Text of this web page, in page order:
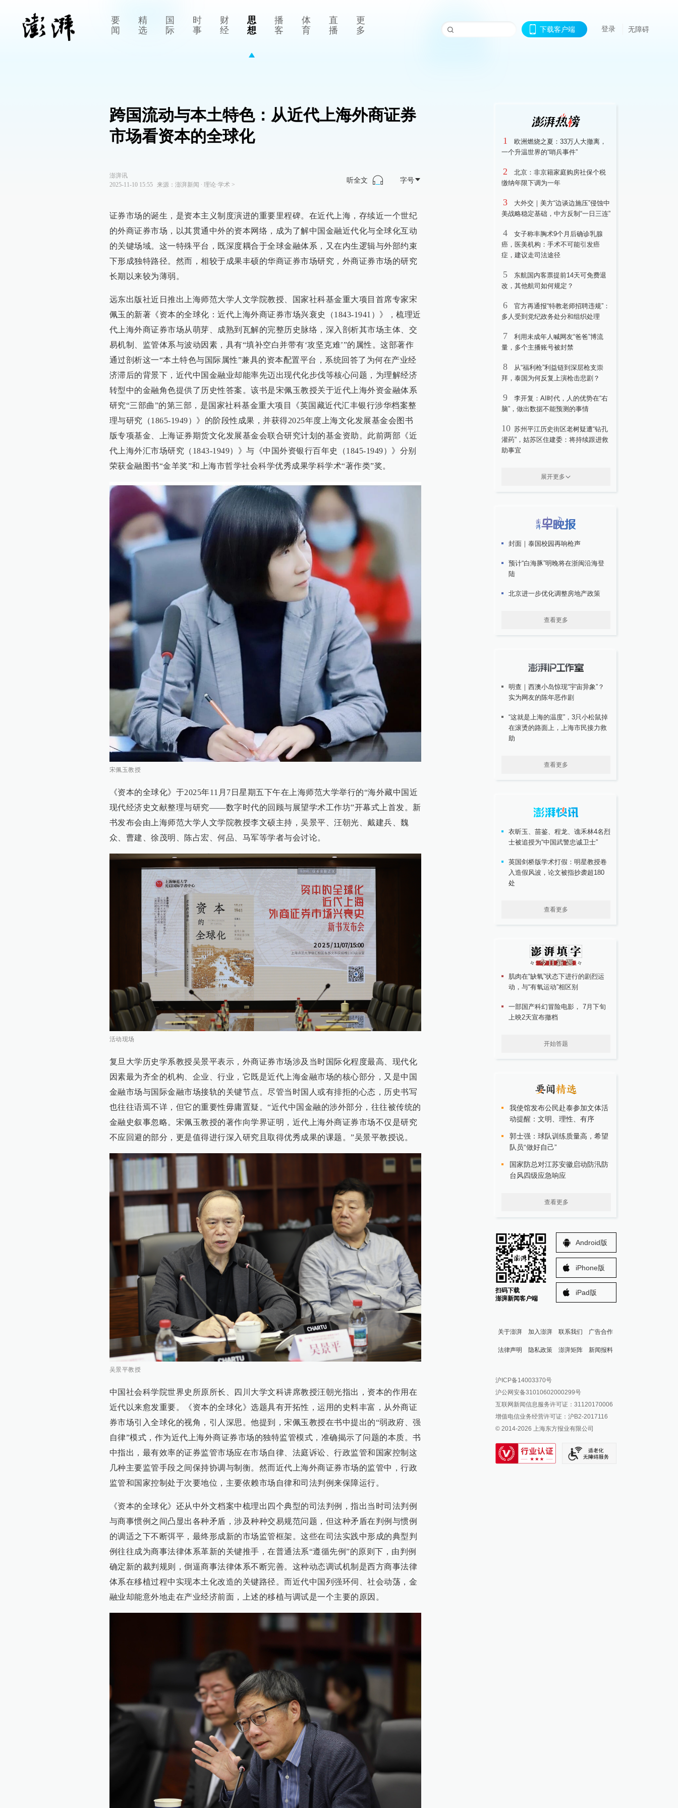
要
闻
精
选
国
际
时
事
财
经
思
想
播
客
体
育
直
播
更
多
下载客户端 登录 无障碍
跨国流动与本土特色：从近代上海外商证券
市场看资本的全球化
澎湃讯
2025-11-10 15:55
来源： 澎湃新闻 ∙ 理论·学术>
听全文 字号
证券市场的诞生，是资本主义制度演进的重要里程碑。在近代上海，存续近一个世纪
的外商证券市场，以其贯通中外的资本网络，成为了解中国金融近代化与全球化互动
的关键场域。这一特殊平台，既深度耦合于全球金融体系，又在内生逻辑与外部约束
下形成独特路径。然而，相较于成果丰硕的华商证券市场研究，外商证券市场的研究
长期以来较为薄弱。
远东出版社近日推出上海师范大学人文学院教授、国家社科基金重大项目首席专家宋
佩玉的新著《资本的全球化：近代上海外商证券市场兴衰史（1843-1941）》，梳理近
代上海外商证券市场从萌芽、成熟到瓦解的完整历史脉络，深入剖析其市场主体、交
易机制、监管体系与波动因素，具有“填补空白并带有‘攻坚克难’”的属性。这部著作
通过剖析这一“本土特色与国际属性”兼具的资本配置平台，系统回答了为何在产业经
济滞后的背景下，近代中国金融业却能率先迈出现代化步伐等核心问题，为理解经济
转型中的金融角色提供了历史性答案。该书是宋佩玉教授关于近代上海外资金融体系
研究“三部曲”的第三部，是国家社科基金重大项目《英国藏近代汇丰银行涉华档案整
理与研究（1865-1949）》的阶段性成果，并获得2025年度上海文化发展基金会图书
版专项基金、上海证券期货文化发展基金会联合研究计划的基金资助。此前两部《近
代上海外汇市场研究（1843-1949）》与《中国外资银行百年史（1845-1949）》分别
荣获金融图书“金羊奖”和上海市哲学社会科学优秀成果学科学术“著作类”奖。
宋佩玉教授
《资本的全球化》于2025年11月7日星期五下午在上海师范大学举行的“海外藏中国近
现代经济史文献整理与研究——数字时代的回顾与展望学术工作坊”开幕式上首发。新
书发布会由上海师范大学人文学院教授李文硕主持，吴景平、汪朝光、戴建兵、魏
众、曹建、徐茂明、陈占宏、何品、马军等学者与会讨论。
活动现场
复旦大学历史学系教授吴景平表示，外商证券市场涉及当时国际化程度最高、现代化
因素最为齐全的机构、企业、行业，它既是近代上海金融市场的核心部分，又是中国
金融市场与国际金融市场接轨的关键节点。尽管当时国人或有排拒的心态，历史书写
也往往语焉不详，但它的重要性毋庸置疑。“近代中国金融的涉外部分，往往被传统的
金融史叙事忽略。宋佩玉教授的著作向学界证明，近代上海外商证券市场不仅是研究
不应回避的部分，更是值得进行深入研究且取得优秀成果的课题。”吴景平教授说。
吴景平教授
中国社会科学院世界史所原所长、四川大学文科讲席教授汪朝光指出，资本的作用在
近代以来愈发重要。《资本的全球化》选题具有开拓性，运用的史料丰富，从外商证
券市场引入全球化的视角，引人深思。他提到，宋佩玉教授在书中提出的“弱政府、强
自律”模式，作为近代上海外商证券市场的独特监管模式，准确揭示了问题的本质。书
中指出，最有效率的证券监管市场应在市场自律、法庭诉讼、行政监管和国家控制这
几种主要监管手段之间保持协调与制衡。然而近代上海外商证券市场的监管中，行政
监管和国家控制处于次要地位，主要依赖市场自律和司法判例来保障运行。
《资本的全球化》还从中外文档案中梳理出四个典型的司法判例，指出当时司法判例
与商事惯例之间凸显出各种矛盾，涉及种种交易规范问题，但这种矛盾在判例与惯例
的调适之下不断弭平，最终形成新的市场监管框架。这些在司法实践中形成的典型判
例往往成为商事法律体系革新的关键推手，在普通法系“遵循先例”的原则下，由判例
确定新的裁判规则，倒逼商事法律体系不断完善。这种动态调试机制是西方商事法律
体系在移植过程中实现本土化改造的关键路径。而近代中国列强环伺、社会动荡，金
融业却能意外地走在产业经济前面，上述的移植与调试是一个主要的原因。
1
欧洲燃烧之夏：33万人大撤离，
一个升温世界的“哨兵事件”
2
北京：非京籍家庭购房社保个税
缴纳年限下调为一年
3
大外交｜美方“边谈边施压”侵蚀中
美战略稳定基础，中方反制“一日三连”
4
女子称丰胸术9个月后确诊乳腺
癌，医美机构：手术不可能引发癌
症，建议走司法途径
5
东航国内客票提前14天可免费退
改，其他航司如何规定？
6
官方再通报“特教老师招聘违规”：
多人受到党纪政务处分和组织处理
7
利用未成年人喊网友“爸爸”博流
量，多个主播账号被封禁
8
从“福利枪”利益链到深层枪支崇
拜，泰国为何反复上演枪击悲剧？
9
李开复：AI时代，人的优势在“右
脑”，做出数据不能预测的事情
10 苏州平江历史街区老树疑遭“钻孔
灌药”，姑苏区住建委：将持续跟进救
助事宜
展开更多
封面｜泰国校园再响枪声
预计“白海豚”明晚将在浙闽沿海登
陆
北京进一步优化调整房地产政策
查看更多
明查｜西澳小岛惊现“宇宙异象”？
实为网友的陈年恶作剧
“这就是上海的温度”，3只小松鼠掉
在滚烫的路面上，上海市民接力救
助
查看更多
衣昕玉、苗鉴、程龙、谯禾林4名烈
士被追授为“中国武警忠诚卫士”
英国剑桥版学术打假：明星教授卷
入造假风波，论文被指抄袭超180
处
查看更多
肌肉在“缺氧”状态下进行的剧烈运
动，与“有氧运动”相区别
一部国产科幻冒险电影， 7月下旬
上映2天宣布撤档
开始答题
我使馆发布公民赴泰参加文体活
动提醒：文明、理性、有序
郭士强：球队训练质量高，希望
队员“做好自己”
国家防总对江苏安徽启动防汛防
台风四级应急响应
查看更多
扫码下载
澎湃新闻客户端
Android版
iPhone版
iPad版
关于澎湃 加入澎湃 联系我们 广告合作
法律声明 隐私政策 澎湃矩阵
澎湃新闻公众号
澎湃新闻抖音号
派生万物开放平台
IP SHANGHAI
SIXTH TONE
新闻报料
报料邮箱: news@thepaper.cn
沪ICP备14003370号
沪公网安备31010602000299号
互联网新闻信息服务许可证：31120170006
增值电信业务经营许可证：沪B2-2017116
© 2014-2026 上海东方报业有限公司